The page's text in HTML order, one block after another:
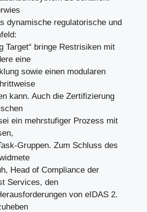
dynamische regulatorische und
Target“ bringe Restrisiken mit
eine
sowie einen modularen
kann. Auch die Zertifizierung
ein mehrstufiger Prozess mit
Gruppen. Zum Schluss des
Head of Compliance der
Services, den
von eIDAS 2.